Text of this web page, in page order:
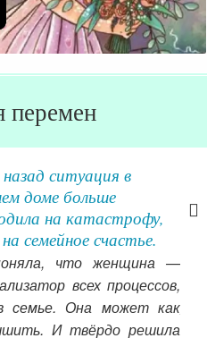
перемен
ситуация в
доме больше
на катастрофу,
семейное счастье.
что женщина —
всех процессов,
семье. Она может как
И твёрдо решила